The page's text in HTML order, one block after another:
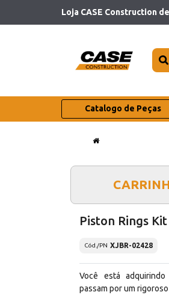
Loja CASE Construction
Catalogo de Peças
Piston Rings Kit
Cód./PN XJBR-02428
Você está
passam por um